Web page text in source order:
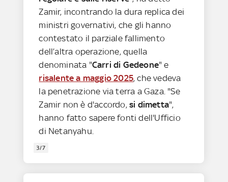
Zamir, incontrando la dura replica dei
ministri governativi, che gli hanno
contestato il parziale fallimento
dell’altra operazione, quella
denominata "Carri di Gedeone" e
risalente a maggio 2025, che vedeva
la penetrazione via terra a Gaza. "Se
Zamir non è d'accordo, si dimetta",
hanno fatto sapere fonti dell'Ufficio
di Netanyahu.
3/7